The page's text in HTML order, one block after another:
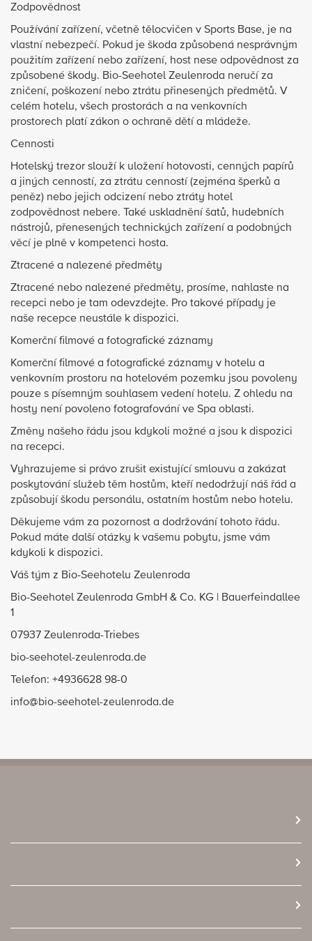
Zodpovědnost
Používání zařízení, včetně tělocvičen v Sports Base, je na
vlastní nebezpečí. Pokud je škoda způsobená nesprávným
použitím zařízení nebo zařízení, host nese odpovědnost za
způsobené škody. Bio-Seehotel Zeulenroda neručí za
zničení, poškození nebo ztrátu přinesených předmětů. V
celém hotelu, všech prostorách a na venkovních
prostorech platí zákon o ochraně dětí a mládeže.
Cennosti
Hotelský trezor slouží k uložení hotovosti, cenných papírů
a jiných cenností, za ztrátu cenností (zejména šperků a
peněz) nebo jejich odcizení nebo ztráty hotel
zodpovědnost nebere. Také uskladnění šatů, hudebních
nástrojů, přenesených technických zařízení a podobných
věcí je plně v kompetenci hosta.
Ztracené a nalezené předměty
Ztracené nebo nalezené předměty, prosíme, nahlaste na
recepci nebo je tam odevzdejte. Pro takové případy je
naše recepce neustále k dispozici.
Komerční filmové a fotografické záznamy
Komerční filmové a fotografické záznamy v hotelu a
venkovním prostoru na hotelovém pozemku jsou povoleny
pouze s písemným souhlasem vedení hotelu. Z ohledu na
hosty není povoleno fotografování ve Spa oblasti.
Změny našeho řádu jsou kdykoli možné a jsou k dispozici
na recepci.
Vyhrazujeme si právo zrušit existující smlouvu a zakázat
poskytování služeb těm hostům, kteří nedodržují náš řád a
způsobují škodu personálu, ostatním hostům nebo hotelu.
Děkujeme vám za pozornost a dodržování tohoto řádu.
Pokud máte další otázky k vašemu pobytu, jsme vám
kdykoli k dispozici.
Váš tým z Bio-Seehotelu Zeulenroda
Bio-Seehotel Zeulenroda GmbH & Co. KG | Bauerfeindallee
1
07937 Zeulenroda-Triebes
bio-seehotel-zeulenroda.de
Telefon: +4936628 98-0
info@bio-seehotel-zeulenroda.de